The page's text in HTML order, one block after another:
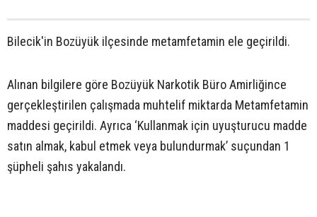
Bilecik'in Bozüyük ilçesinde metamfetamin ele geçirildi.
Alınan bilgilere göre Bozüyük Narkotik Büro Amirliğince
gerçekleştirilen çalışmada muhtelif miktarda Metamfetamin
maddesi geçirildi. Ayrıca ‘Kullanmak için uyuşturucu madde
satın almak, kabul etmek veya bulundurmak’ suçundan 1
şüpheli şahıs yakalandı.